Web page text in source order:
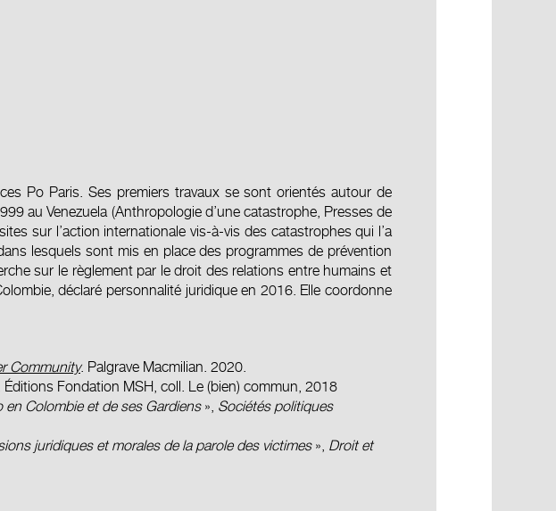
Po Paris. Ses premiers travaux se sont orientés autour de
au Venezuela (Anthropologie d’une catastrophe, Presses de
sur l’action internationale vis-à-vis des catastrophes qui l’a
lesquels sont mis en place des programmes de prévention
sur le règlement par le droit des relations entre humains et
déclaré personnalité juridique en 2016. Elle coordonne
Community. Palgrave Macmilian. 2020.
Éditions Fondation MSH, coll. Le (bien) commun, 2018
Colombie et de ses Gardiens », Sociétés politiques
juridiques et morales de la parole des victimes», Droit et